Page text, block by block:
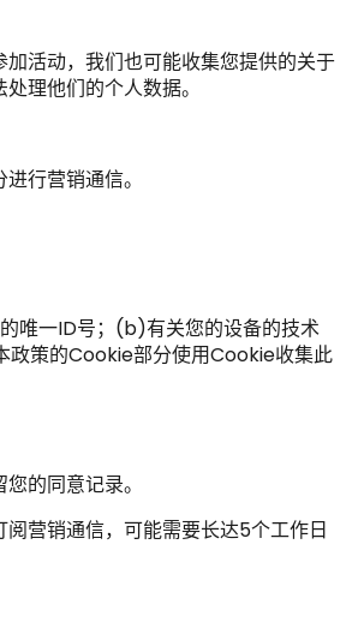
活动，我们也可能收集您提供的关于
理他们的个人数据。
行营销通信。
唯一ID号；(b)有关您的设备的技术
政策的Cookie部分使用Cookie收集此
的同意记录。
营销通信，可能需要长达5个工作日